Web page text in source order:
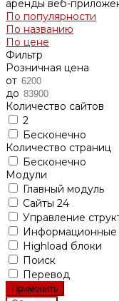
аренды веб-
По популярности
По названию
По цене
Фильтр
Розничная цена
от
до
Количество сайтов
2
Бесконечно
Количество страниц
Бесконечно
Модули
Главный модуль
Сайты 24
Управление
Информационные
Highload блоки
Поиск
Перевод